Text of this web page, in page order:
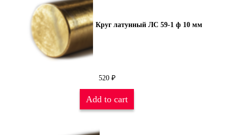
Круг латунный ЛС 59-1 ф 10 мм
520 ₽
Add to cart